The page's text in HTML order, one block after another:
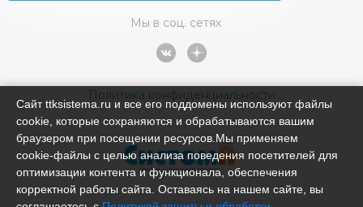
Мы в соц. сетях
Политика конфиденциальности
Сайт ttksistema.ru и все его поддомены используют файлы
cookie, которые сохраняются и обрабатываются вашим
браузером при посещении ресурсов.Мы применяем
cookie‑файлы с целью анализа поведения посетителей для
оптимизации контента и функционала, обеспечения
корректной работы сайта. Оставаясь на нашем сайте, вы